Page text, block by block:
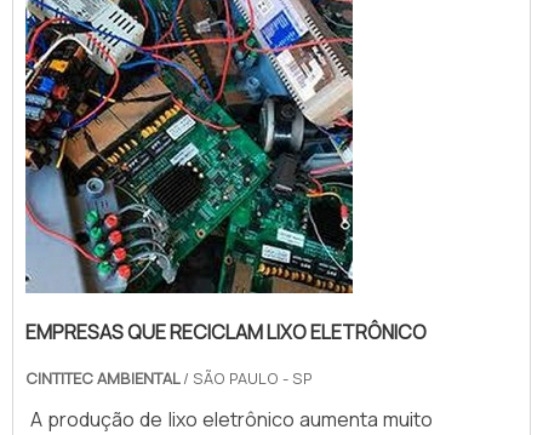
EMPRESAS QUE RECICLAM LIXO ELETRÔNICO
CINTITEC AMBIENTAL/ SÃO PAULO - SP
A produção de lixo eletrônico aumenta muito